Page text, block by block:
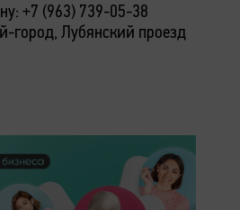
+7 (963) 739-05-38
город, Лубянский проезд